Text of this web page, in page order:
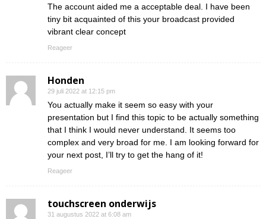
The account aided me a acceptable deal. I have been
tiny bit acquainted of this your broadcast provided
vibrant clear concept
Reageer
Honden
29 juli 2022 at 12:15 pm
You actually make it seem so easy with your
presentation but I find this topic to be actually something
that I think I would never understand. It seems too
complex and very broad for me. I am looking forward for
your next post, I’ll try to get the hang of it!
Reageer
touchscreen onderwijs
31 augustus 2022 at 6:08 am